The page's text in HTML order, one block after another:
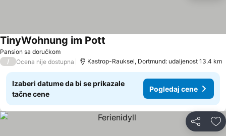
Pansion sa doručkom
TinyWohnung im Pott
/ Ocena nije dostupna Kastrop-Rauksel, Dortmund: udaljenost 13.4 km
Izaberi datume da bi se prikazale
tačne cene
Pogledaj cene
Deli